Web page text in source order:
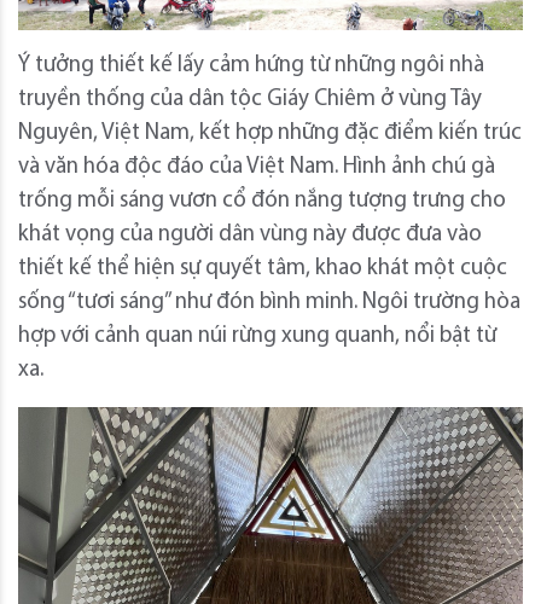
Ý tưởng thiết kế lấy cảm hứng từ những ngôi nhà
truyền thống của dân tộc Giáy Chiêm ở vùng Tây
Nguyên, Việt Nam, kết hợp những đặc điểm kiến ​​trúc
và văn hóa độc đáo của Việt Nam. Hình ảnh chú gà
trống mỗi sáng vươn cổ đón nắng tượng trưng cho
khát vọng của người dân vùng này được đưa vào
thiết kế thể hiện sự quyết tâm, khao khát một cuộc
sống “tươi sáng” như đón bình minh. Ngôi trường hòa
hợp với cảnh quan núi rừng xung quanh, nổi bật từ
xa.